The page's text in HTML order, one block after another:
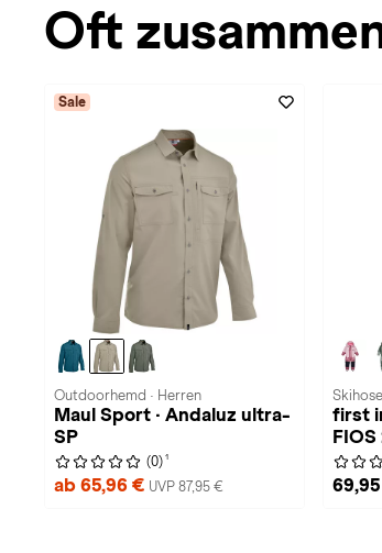
Oft
Sale
Outdoorhemd · Herren
Maul Sport · Andaluz ultra-
SP
(0) 1
ab 65,96 € UVP 87,95 €
first
FIOS